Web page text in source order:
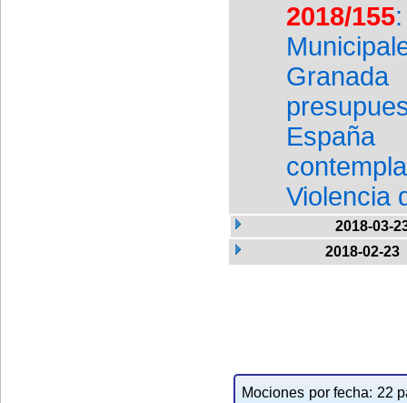
2018/155
Violencia
2018-03-
2018-02-23
Mociones por fecha: 22